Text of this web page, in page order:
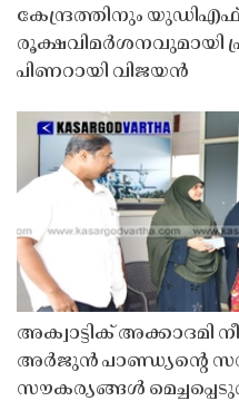
കേന്ദ്രത്തിനും
രൂക്ഷവിമർശനവുമായി
പിണറായി വിജയൻ
അക്വാട്ടിക് അക്കാദമി
അർജുൻ പാണ്ഡ്യൻ്റെ
സൗകര്യങ്ങൾ